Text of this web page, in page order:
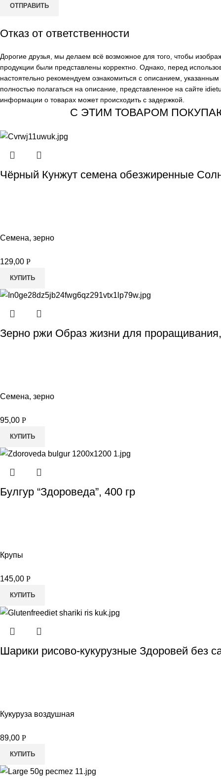
Отказ от ответственности
Дорогие друзья, мы делаем всё возможное для того, чтобы
продукции были представлены корректно. Однако, перед
настоятельно рекомендуем ознакомиться с описанием, указанным
полностью полагаться на описание, представленное на сайте
информации о товарах может происходить с задержкой.
С ЭТИМ ТОВАРОМ
Чёрный Кунжут семена обезжиренные
Семена, зерно
129,00 Р
КУПИТЬ
Зерно ржи Образ жизни для
Семена, зерно
95,00 Р
КУПИТЬ
Булгур “Здороведа”, 400 гр
Крупы
145,00 Р
КУПИТЬ
Шарики рисово-кукурузные Здоровей без
Кукуруза воздушная
89,00 Р
КУПИТЬ